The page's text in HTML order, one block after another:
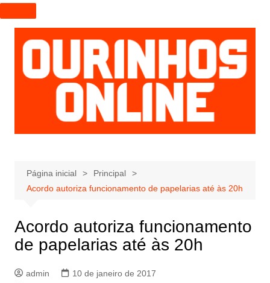
I
r
p
a
r
a
e
ú
Página inicial
Principal
Acordo autoriza funcionamento de papelarias até às 20h
Acordo autoriza funcionamento
de papelarias até às 20h
admin
10 de janeiro de 2017